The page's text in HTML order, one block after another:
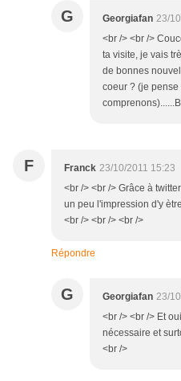
G Georgiafan 23/
<br /> <br />
ta visite, je vais
de bonnes
coeur ? (je
F Franck 23/10/2011 15:23
<br /> <br /> Grâce à
un peu l'impression d'y
<br /> <br /> <br />
Répondre
G Georgiafan 23/
<br /> <br /> Et
nécessaire et
<br />